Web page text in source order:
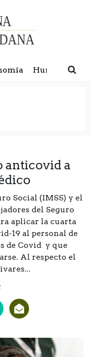
Humanidad
anticovid a
Social (IMSS) y el
del Seguro
aplicar la cuarta
19 al personal de
de Covid y que
Al respecto el